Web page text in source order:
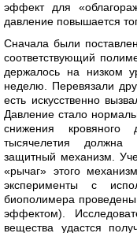
эффект для
давление повышается
Сначала были
соответствующий
держалось на низком
неделю. Перевязали
есть искусственно
Давление стало
снижения
тысячелетия
защитный механизм.
«рычаг» этого
эксперименты с
биополимера
эффектом).
вещества удастся